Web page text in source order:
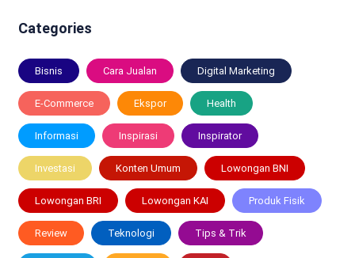
Categories
Bisnis Cara Jualan Digital Marketing
E-Commerce Ekspor Health
Informasi Inspirasi Inspirator
Investasi Konten Umum Lowongan BNI
Lowongan BRI Lowongan KAI Produk Fisik
Review Teknologi Tips & Trik